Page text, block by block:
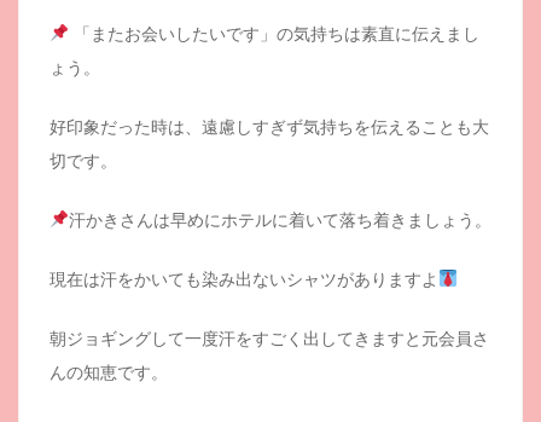
「またお会いしたいです」の気持ちは素直に伝えまし
ょう。
好印象だった時は、遠慮しすぎず気持ちを伝えることも大
切です。
汗かきさんは早めにホテルに着いて落ち着きましょう。
現在は汗をかいても染み出ないシャツがありますよ
朝ジョギングして一度汗をすごく出してきますと元会員さ
んの知恵です。